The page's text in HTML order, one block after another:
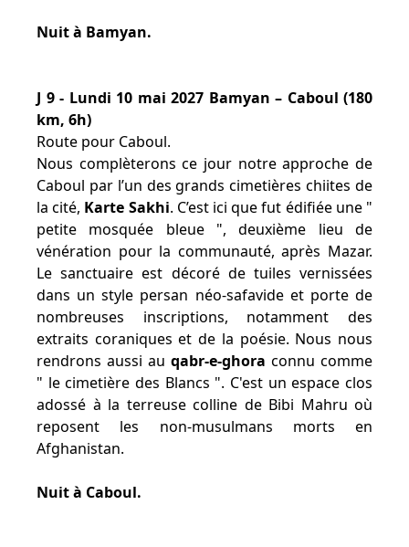
Nuit à Bamyan.
J 9 - Lundi 10 mai 2027 Bamyan – Caboul (180
km, 6h)
Route pour Caboul.
Nous complèterons ce jour notre approche de
Caboul par l’un des grands cimetières chiites de
la cité, Karte Sakhi. C’est ici que fut édifiée une "
petite mosquée bleue ", deuxième lieu de
vénération pour la communauté, après Mazar.
Le sanctuaire est décoré de tuiles vernissées
dans un style persan néo-safavide et porte de
nombreuses inscriptions, notamment des
extraits coraniques et de la poésie. Nous nous
rendrons aussi au qabr-e-ghora connu comme
" le cimetière des Blancs ". C'est un espace clos
adossé à la terreuse colline de Bibi Mahru où
reposent les non-musulmans morts en
Afghanistan.
Nuit à Caboul.